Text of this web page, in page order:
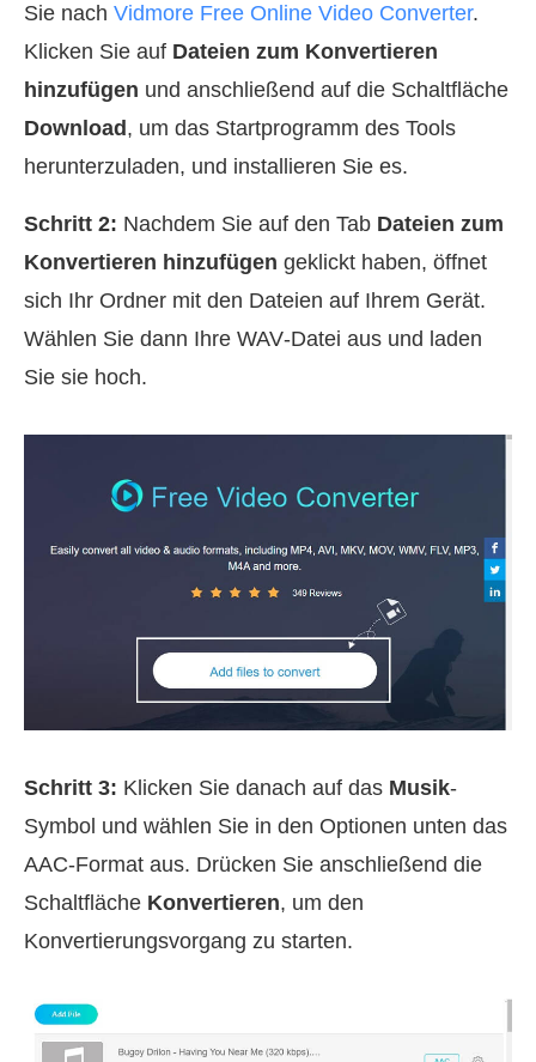
Sie nach Vidmore Free Online Video Converter.
Klicken Sie auf Dateien zum Konvertieren
hinzufügen und anschließend auf die Schaltfläche
Download , um das Startprogramm des Tools
herunterzuladen, und installieren Sie es.
Schritt 2: Nachdem Sie auf den Tab Dateien zum
Konvertieren hinzufügen geklickt haben, öffnet
sich Ihr Ordner mit den Dateien auf Ihrem Gerät.
Wählen Sie dann Ihre WAV‑Datei aus und laden
Sie sie hoch.
Schritt 3: Klicken Sie danach auf das Musik-
Symbol und wählen Sie in den Optionen unten das
AAC‑Format aus. Drücken Sie anschließend die
Schaltfläche Konvertieren, um den
Konvertierungsvorgang zu starten.